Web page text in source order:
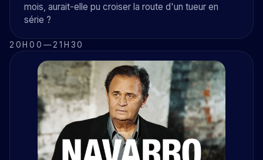
mois, aurait-elle pu croiser la route d'un tueur en
série ?
20H00 —21H30